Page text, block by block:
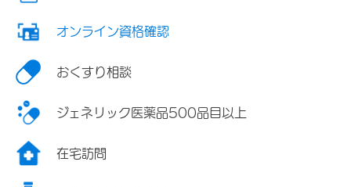
オンライン資格確認
おくすり相談
ジェネリック医薬品500品目以上
在宅訪問